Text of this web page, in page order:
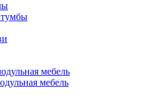
мебель
мебель